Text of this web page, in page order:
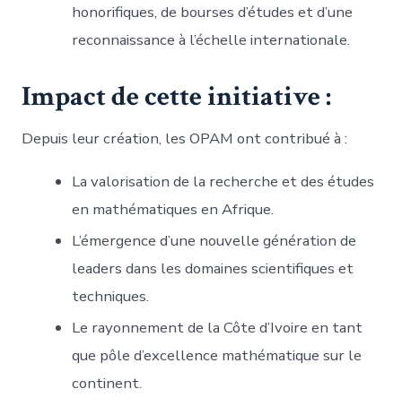
honorifiques, de bourses d’études et d’une
reconnaissance à l’échelle internationale.
Impact de cette initiative :
Depuis leur création, les OPAM ont contribué à :
La valorisation de la recherche et des études
en mathématiques en Afrique.
L’émergence d’une nouvelle génération de
leaders dans les domaines scientifiques et
techniques.
Le rayonnement de la Côte d’Ivoire en tant
que pôle d’excellence mathématique sur le
continent.